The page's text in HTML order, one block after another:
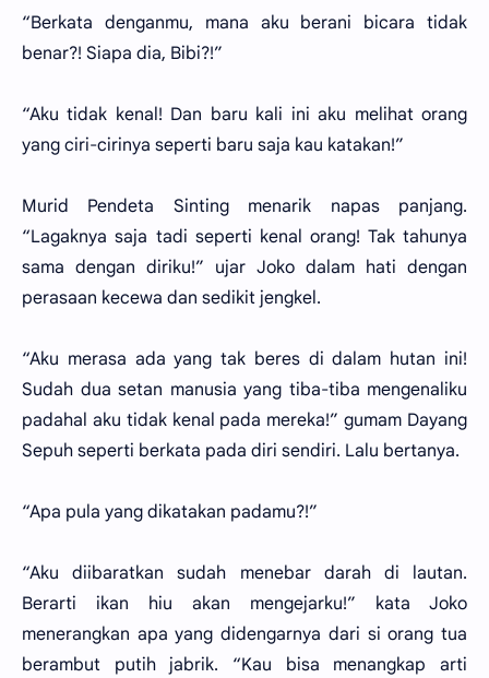
“Berkata denganmu, mana aku berani bicara tidak
benar?! Siapa dia, Bibi?!”
“Aku tidak kenal! Dan baru kali ini aku melihat orang
yang ciri-cirinya seperti baru saja kau katakan!”
Murid Pendeta Sinting menarik napas panjang.
“Lagaknya saja tadi seperti kenal orang! Tak tahunya
sama dengan diriku!” ujar Joko dalam hati dengan
perasaan kecewa dan sedikit jengkel.
“Aku merasa ada yang tak beres di dalam hutan ini!
Sudah dua setan manusia yang tiba-tiba mengenaliku
padahal aku tidak kenal pada mereka!” gumam Dayang
Sepuh seperti berkata pada diri sendiri. Lalu bertanya.
“Apa pula yang dikatakan padamu?!”
“Aku diibaratkan sudah menebar darah di lautan.
Berarti ikan hiu akan mengejarku!” kata Joko
menerangkan apa yang didengarnya dari si orang tua
berambut putih jabrik. “Kau bisa menangkap arti